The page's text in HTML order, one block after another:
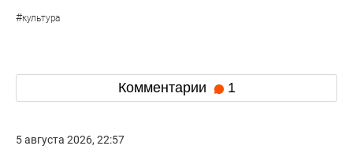
#культура
Комментарии 1
5 августа 2026, 22:57